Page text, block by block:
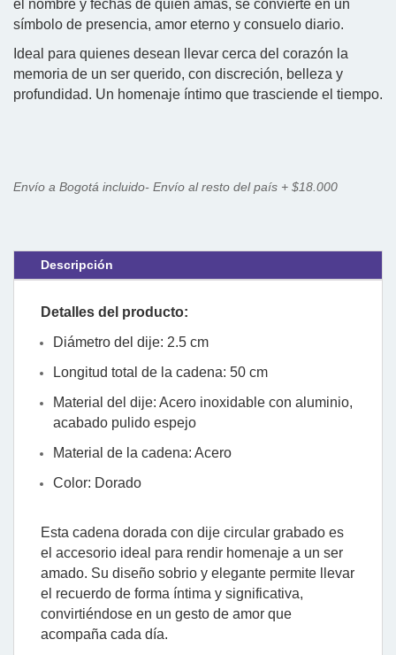
el nombre y fechas de quien amas, se convierte en un
símbolo de presencia, amor eterno y consuelo diario.
Ideal para quienes desean llevar cerca del corazón la
memoria de un ser querido, con discreción, belleza y
profundidad. Un homenaje íntimo que trasciende el tiempo.
Envío a Bogotá incluido- Envío al resto del país + $18.000
Descripción
Detalles del producto:
Diámetro del dije: 2.5 cm
Longitud total de la cadena: 50 cm
Material del dije: Acero inoxidable con aluminio,
acabado pulido espejo
Material de la cadena: Acero
Color: Dorado
Esta cadena dorada con dije circular grabado es
el accesorio ideal para rendir homenaje a un ser
amado. Su diseño sobrio y elegante permite llevar
el recuerdo de forma íntima y significativa,
convirtiéndose en un gesto de amor que
acompaña cada día.